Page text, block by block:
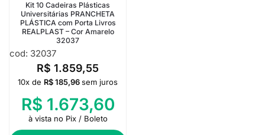
Kit 10 Cadeiras Plásticas
Universitárias PRANCHETA
PLÁSTICA com Porta Livros
REALPLAST – Cor Amarelo
32037
cod: 32037
R$ 1.859,55
10x de R$185,96sem juros
R$ 1.673,60
à vista no Pix / Boleto